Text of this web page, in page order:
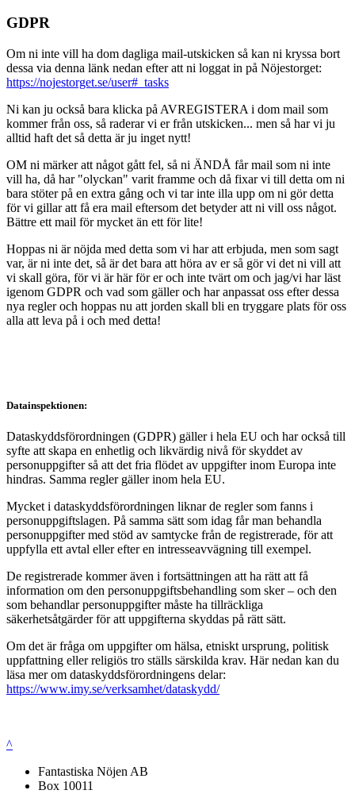
GDPR
Om ni inte vill ha dom dagliga mail-utskicken så kan ni kryssa bort
dessa via denna länk nedan efter att ni loggat in på Nöjestorget:
https://nojestorget.se/user#_tasks
Ni kan ju också bara klicka på AVREGISTERA i dom mail som
kommer från oss, så raderar vi er från utskicken... men så har vi ju
alltid haft det så detta är ju inget nytt!
OM ni märker att något gått fel, så ni ÄNDÅ får mail som ni inte
vill ha, då har "olyckan" varit framme och då fixar vi till detta om ni
bara stöter på en extra gång och vi tar inte illa upp om ni gör detta
för vi gillar att få era mail eftersom det betyder att ni vill oss något.
Bättre ett mail för mycket än ett för lite!
Hoppas ni är nöjda med detta som vi har att erbjuda, men som sagt
var, är ni inte det, så är det bara att höra av er så gör vi det ni vill att
vi skall göra, för vi är här för er och inte tvärt om och jag/vi har läst
igenom GDPR och vad som gäller och har anpassat oss efter dessa
nya regler och hoppas nu att jorden skall bli en tryggare plats för oss
alla att leva på i och med detta!
Datainspektionen:
Dataskyddsförordningen (GDPR) gäller i hela EU och har också till
syfte att skapa en enhetlig och likvärdig nivå för skyddet av
personuppgifter så att det fria flödet av uppgifter inom Europa inte
hindras. Samma regler gäller inom hela EU.
Mycket i dataskyddsförordningen liknar de regler som fanns i
personuppgiftslagen. På samma sätt som idag får man behandla
personuppgifter med stöd av samtycke från de registrerade, för att
uppfylla ett avtal eller efter en intresseavvägning till exempel.
De registrerade kommer även i fortsättningen att ha rätt att få
information om den personuppgiftsbehandling som sker – och den
som behandlar personuppgifter måste ha tillräckliga
säkerhetsåtgärder för att uppgifterna skyddas på rätt sätt.
Om det är fråga om uppgifter om hälsa, etniskt ursprung, politisk
uppfattning eller religiös tro ställs särskilda krav. Här nedan kan du
läsa mer om dataskyddsförordningens delar:
https://www.imy.se/verksamhet/dataskydd/
^
Fantastiska Nöjen AB
Box 10011